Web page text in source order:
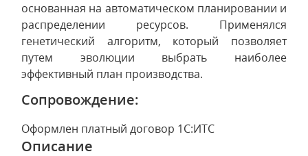
основанная на автоматическом планировании и
распределении ресурсов. Применялся
генетический алгоритм, который позволяет
путем эволюции выбрать наиболее
эффективный план производства.
Сопровождение:
Оформлен платный договор 1С:ИТС
Описание